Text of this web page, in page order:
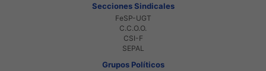
Secciones Sindicales
FeSP-UGT
C.C.O.O.
CSI-F
SEPAL
Grupos Políticos